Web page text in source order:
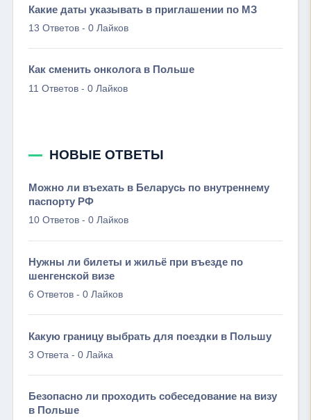
Какие даты указывать в приглашении по МЗ
13 Ответов- 0 Лайков
Как сменить онколога в Польше
11 Ответов- 0 Лайков
НОВЫЕ ОТВЕТЫ
Можно ли въехать в Беларусь по внутреннему
паспорту РФ
10 Ответов- 0 Лайков
Нужны ли билеты и жильё при въезде по
шенгенской визе
6 Ответов- 0 Лайков
Какую границу выбрать для поездки в Польшу
3 Ответа - 0 Лайка
Безопасно ли проходить собеседование на визу
в Польше